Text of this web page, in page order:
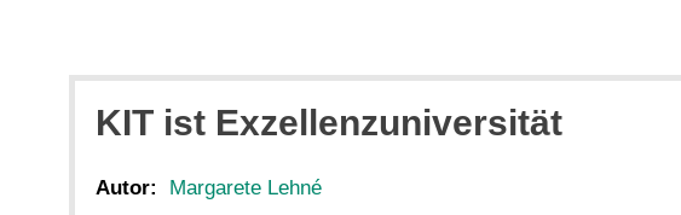
KIT ist Exzellenzuniversität
Autor: Margarete Lehné